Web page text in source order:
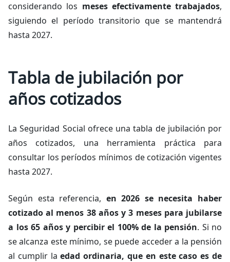
considerando los meses efectivamente trabajados,
siguiendo el período transitorio que se mantendrá
hasta 2027.
Tabla de jubilación por
años cotizados
La Seguridad Social ofrece una tabla de jubilación por
años cotizados, una herramienta práctica para
consultar los períodos mínimos de cotización vigentes
hasta 2027.
Según esta referencia, en 2026 se necesita haber
cotizado al menos 38 años y 3 meses para jubilarse
a los 65 años y percibir el 100% de la pensión. Si no
se alcanza este mínimo, se puede acceder a la pensión
al cumplir la edad ordinaria, que en este caso es de